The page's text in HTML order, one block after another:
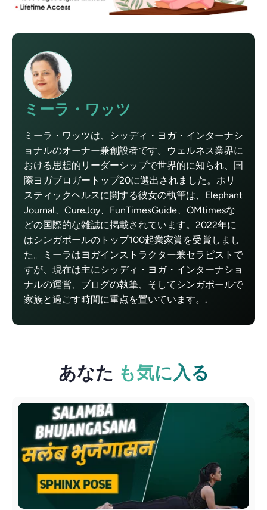
ミーラ・ワッツ
ミーラ・ワッツは、シッディ・ヨガ・インターナシ
ョナルのオーナー兼創設者です。ウェルネス業界に
おける思想的リーダーシップで世界的に知られ、国
際ヨガブロガートップ20に選出されました。ホリ
スティックヘルスに関する彼女の執筆は、Elephant
Journal、CureJoy、FunTimesGuide、OMtimesな
どの国際的な雑誌に掲載されています。2022年に
はシンガポールのトップ100起業家賞を受賞しまし
た。ミーラはヨガインストラクター兼セラピストで
すが、現在は主にシッディ・ヨガ・インターナショ
ナルの運営、ブログの執筆、そしてシンガポールで
家族と過ごす時間に重点を置いています。.
あなた も気に入る